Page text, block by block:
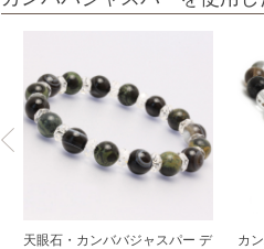
天眼石・カンババジャスパー デ
カ